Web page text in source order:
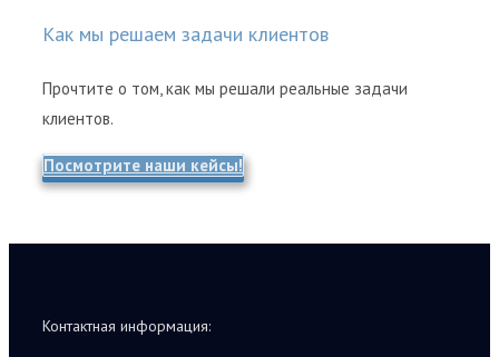
Как мы решаем задачи клиентов
Прочтите о том, как мы решали реальные задачи
клиентов.
Посмотрите наши кейсы!
Контактная информация: